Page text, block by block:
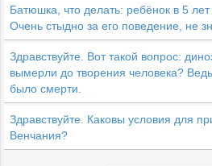
Батюшка, что делать: ребёнок в 5
Очень стыдно за его поведение, не
Здравствуйте. Вот такой вопрос:
вымерли до творения человека?
было смерти.
Здравствуйте. Каковы условия для
Венчания?